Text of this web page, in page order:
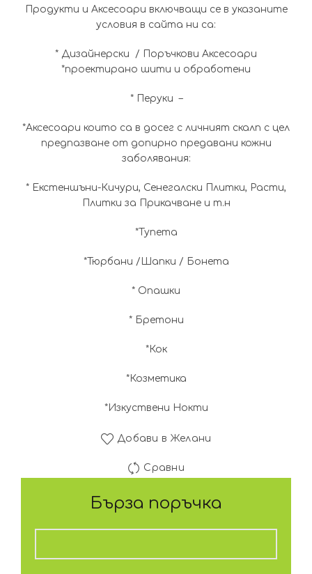
Продукти и Аксесоари включващи се в указаните
условия в сайта ни са:
* Дизайнерски / Поръчкови Аксесоари
*проектирано шити и обработени
* Перуки –
*Аксесоари които са в досег с личният скалп с цел
предпазване от допирно предавани кожни
заболявания:
* Екстеншъни-Кичури, Сенегалски Плитки, Расти,
Плитки за Прикачване и т.н
*Тупета
*Тюрбани /Шапки / Бонета
* Опашки
* Бретони
*Кок
*Козметика
*Изкуствени Нокти
Добави в Желани
Сравни
Бърза поръчка